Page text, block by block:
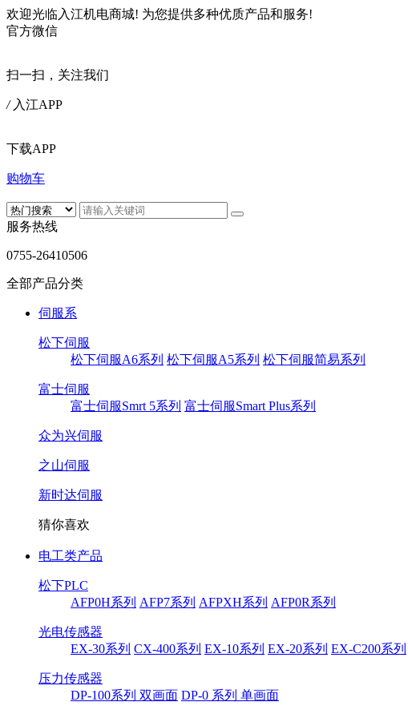
欢迎光临入江机电商城! 为您提供多种优质产品和服务!
官方微信
扫一扫，关注我们
/ 入江APP
下载APP
购物车
服务热线
0755-26410506
全部产品分类
伺服系
松下伺服
松下伺服A6系列 松下伺服A5系列 松下伺服简易系列
富士伺服
富士伺服Smrt 5系列 富士伺服Smart Plus系列
众为兴伺服
之山伺服
新时达伺服
猜你喜欢
电工类产品
松下PLC
AFP0H系列 AFP7系列 AFPXH系列 AFP0R系列
光电传感器
EX-30系列 CX-400系列 EX-10系列 EX-20系列 EX-C200系列
压力传感器
DP-100系列 双画面 DP-0 系列 单画面